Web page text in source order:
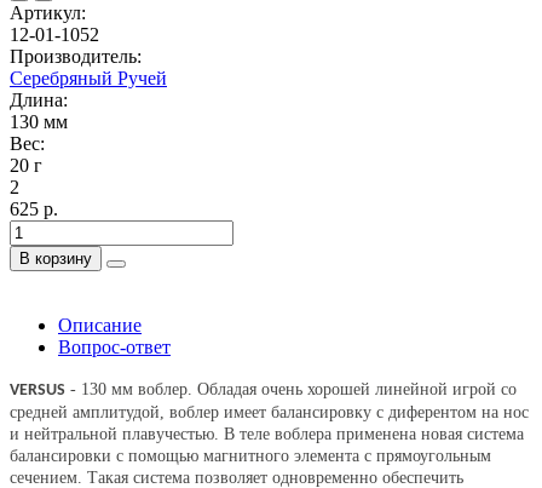
Артикул:
12-01-1052
Производитель:
Серебряный Ручей
Длина:
130 мм
Вес:
20 г
2
625 р.
В корзину
Описание
Вопрос-ответ
VERSUS - 130 мм воблер. Обладая очень хорошей линейной игрой со
средней амплитудой, воблер имеет балансировку с диферентом на нос
и нейтральной плавучестью. В теле воблера применена новая система
балансировки с помощью магнитного элемента с прямоугольным
сечением. Такая система позволяет одновременно обеспечить